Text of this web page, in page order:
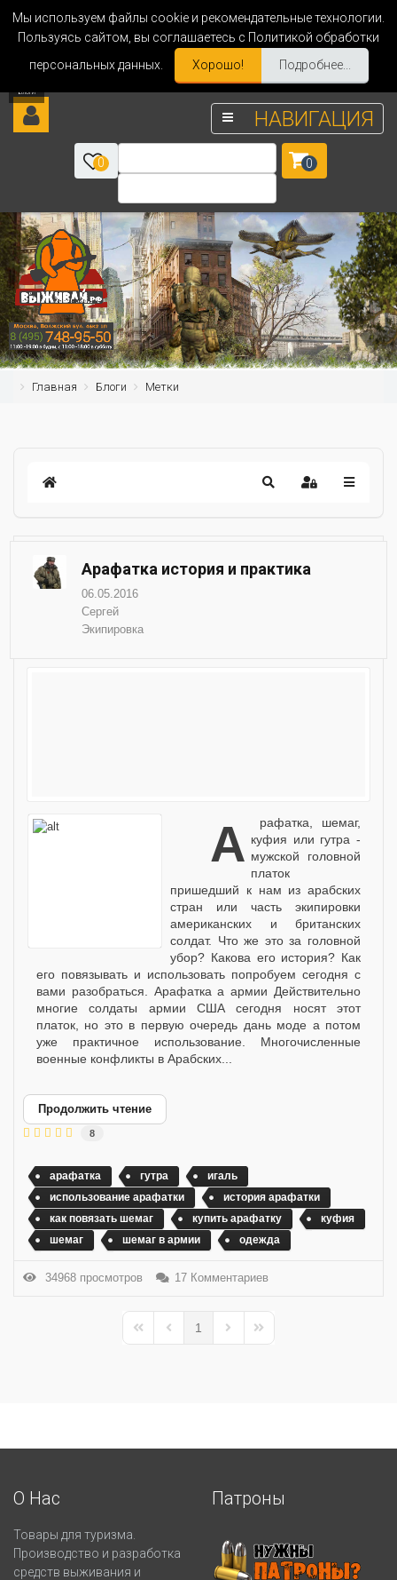
Мы используем файлы cookie и рекомендательные технологии.
Пользуясь сайтом, вы соглашаетесь с Политикой обработки
персональных данных.
Хорошо! Подробнее...
НАВИГАЦИЯ
0 0
Главная Блоги Метки
Арафатка история и практика
06.05.2016
Сергей
Экипировка
Арафатка, шемаг, куфия или гутра -
мужской головной
платок
пришедший к нам из арабских
стран или часть экипировки
американских и британских
солдат. Что же это за головной
убор? Какова его история? Как
его повязывать и использовать попробуем сегодня с
вами разобраться. Арафатка а армии Действительно
многие солдаты армии США сегодня носят этот
платок, но это в первую очередь дань моде а потом
уже практичное использование. Многочисленные
военные конфликты в Арабских...
Продолжить чтение
8
арафатка гутра
игаль
использование арафатки
история арафатки
как повязать шемаг
купить арафатку
куфия
шемаг
шемаг в армии одежда
34968 просмотров 17 Комментариев
First PagePrevious Page
1
Next PageLast Page
О Нас
Товары для туризма.
Производство и разработка
средств выживания и
Патроны